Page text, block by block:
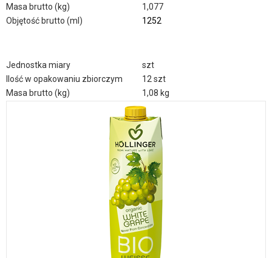
Masa brutto (kg)
1,077
Objętość brutto (ml)
1252
Jednostka miary
szt
Ilość w opakowaniu zbiorczym
12 szt
Masa brutto (kg)
1,08 kg